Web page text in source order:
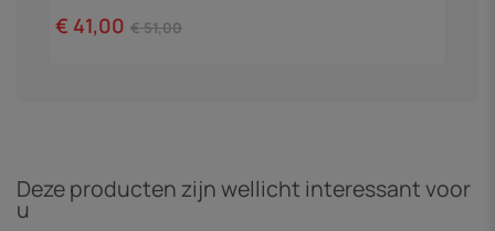
€ 41,00 € 51,00
Deze producten zijn wellicht interessant voor
u